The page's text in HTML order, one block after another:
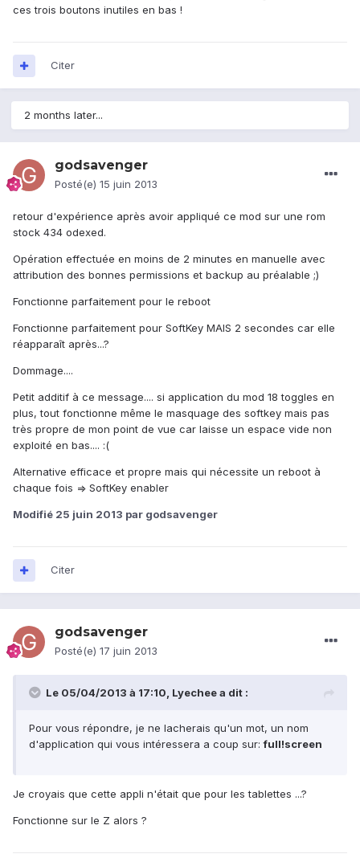
ces trois boutons inutiles en bas !
Citer
2 months later...
godsavenger
Posté(e) 15 juin 2013
retour d'expérience après avoir appliqué ce mod sur une rom
stock 434 odexed.
Opération effectuée en moins de 2 minutes en manuelle avec
attribution des bonnes permissions et backup au préalable ;)
Fonctionne parfaitement pour le reboot
Fonctionne parfaitement pour SoftKey MAIS 2 secondes car elle
réapparaît après...?
Dommage....
Petit additif à ce message.... si application du mod 18 toggles en
plus, tout fonctionne même le masquage des softkey mais pas
très propre de mon point de vue car laisse un espace vide non
exploité en bas.... :(
Alternative efficace et propre mais qui nécessite un reboot à
chaque fois => SoftKey enabler
Modifié 25 juin 2013 par godsavenger
Citer
godsavenger
Posté(e) 17 juin 2013
Le 05/04/2013 à 17:10, Lyechee a dit :
Pour vous répondre, je ne lacherais qu'un mot, un nom
d'application qui vous intéressera a coup sur:full!screen
Je croyais que cette appli n'était que pour les tablettes ...?
Fonctionne sur le Z alors ?